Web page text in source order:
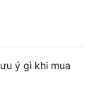
ý gì khi mua